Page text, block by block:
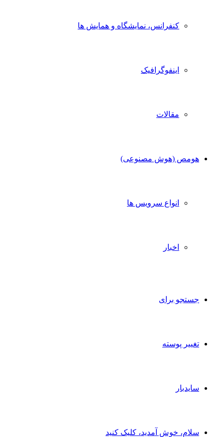
کنفرانس، نمایشگاه و همایش ها
اینفوگرافیک
مقالات
هومص (هوش مصنوعی)
انواع سرویس ها
اخبار
جستجو برای
تغییر پوسته
سایدبار
سلام، خوش آمدید، کلیک کنید